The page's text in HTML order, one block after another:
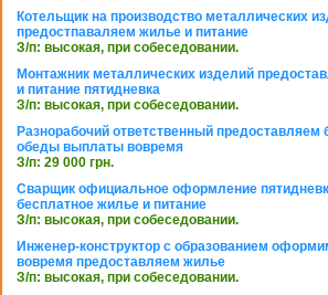
Котельщик на производство металлических
предостпаваляем жилье и питание
З/п: высокая, при собеседовании.
Монтажник металлических изделий
и питание пятидневка
З/п: высокая, при собеседовании.
Разнорабочий ответственный предоставляем
обеды выплаты вовремя
З/п: 29 000 грн.
Сварщик официальное оформление
бесплатное жилье и питание
З/п: высокая, при собеседовании.
Инженер-конструктор с образованием
вовремя предоставляем жилье
З/п: высокая, при собеседовании.